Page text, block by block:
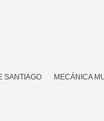
SANTIAGO MECÁNICA